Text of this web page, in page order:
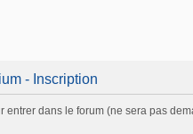
- Inscription
entrer dans le forum (ne sera pas